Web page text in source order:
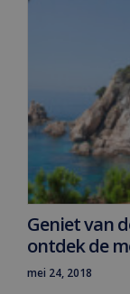
Geniet van
ontdek de
mei 24, 2018